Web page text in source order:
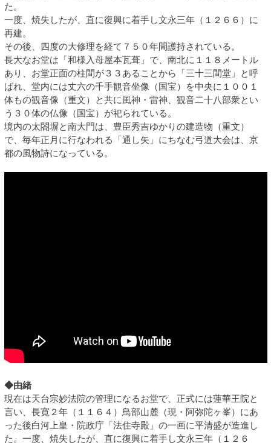
た。
一度、焼失したが、直に復興に着手し文永三年（１２６６）に
再建。
その後、四度の大修理を経て７５０年間護持されている。
長大なお堂は「和様入母屋本瓦葺」で、南北に１１８メートル
あり、お堂正面の柱間が３３あることから「三十三間堂」と呼
ばれ、堂内には丈六の千手観音坐像（国宝）を中央に１００１
体もの観音像（重文）と共に風神・雷神、観音二十八部衆とい
う３０体の仏像（国宝）が祀られている。
境内の太閤塀と南大門は、豊臣秀吉ゆかりの建造物（重文）
で、毎年正月に行なわれる「通し矢」にちなむ弓道大会は、京
都の風物詩になっている。
◆由緒
現在は天台宗妙法院の管理になるお堂で、正式には蓮華王院と
言い、長寛２年（１１６４）鳥部山麓（現・阿弥陀ヶ峯）にあ
った後白河上皇・院政庁「法住寺殿」の一画に平清盛が造進し
た。一度、焼失したが、直に復興に着手し文永三年（１２６